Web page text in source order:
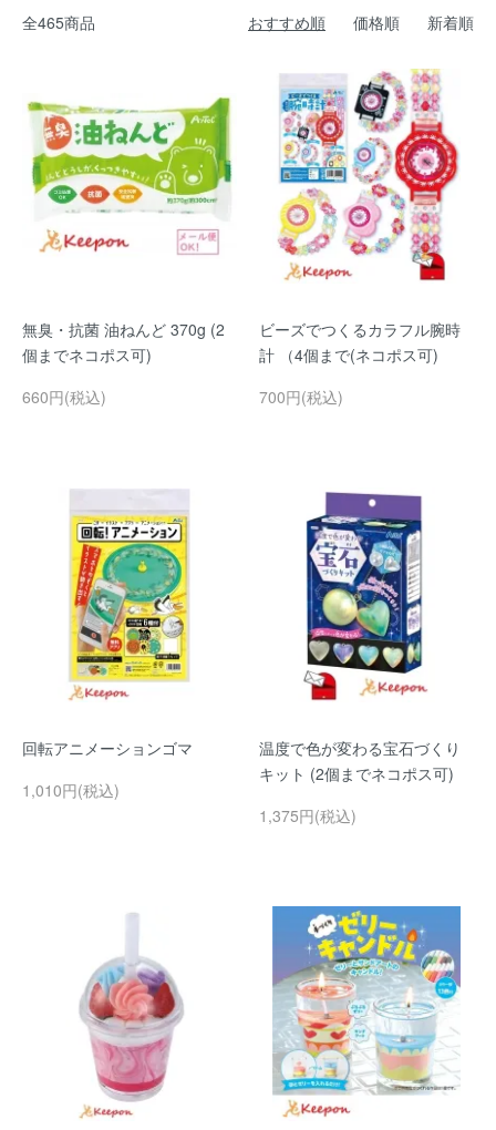
全465商品 おすすめ順 価格順 新着順
無臭・抗菌 油ねんど 370g (2
個までネコポス可)
660円(税込)
ビーズでつくるカラフル腕時
計 （4個まで(ネコポス可)
700円(税込)
回転アニメーションゴマ
1,010円(税込)
温度で色が変わる宝石づくり
キット (2個までネコポス可)
1,375円(税込)